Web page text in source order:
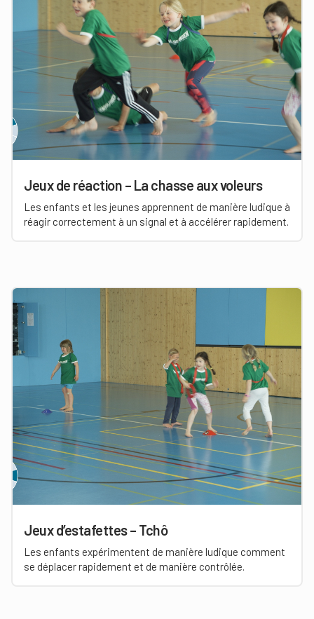
Jeux de réaction – La chasse aux voleurs
Les enfants et les jeunes apprennent de manière ludique à
réagir correctement à un signal et à accélérer rapidement.
Jeux d’estafettes – Tchô
Les enfants expérimentent de manière ludique comment
se déplacer rapidement et de manière contrôlée.